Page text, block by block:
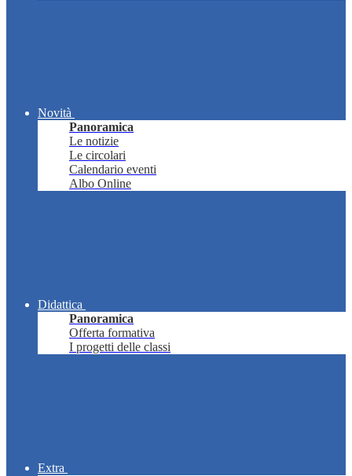
Novità
Panoramica
Le notizie
Le circolari
Calendario eventi
Albo Online
Didattica
Panoramica
Offerta formativa
I progetti delle classi
Extra